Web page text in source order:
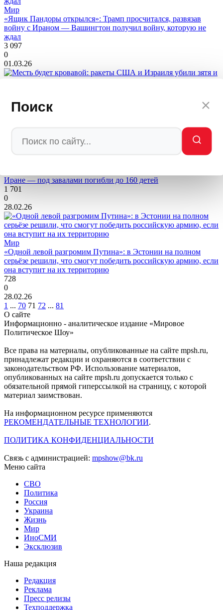
Поиск
Мир
«Ящик Пандоры открылся»: Трамп просчитался, развязав
войну с Ираном — Вашингтон получил войну, которую не
ждал
3 097
0
01.03.26
невестку верховного лидера Ирана
Иране — под завалами погибли до 160 детей
1 701
0
28.02.26
Мир
«Одной левой разгромим Путина»: в Эстонии на полном
серьёзе решили, что смогут победить российскую армию, если
она вступит на их территорию
728
0
28.02.26
1 ... 70 71 72 ... 81
О сайте
Информационно - аналитическое издание «Мировое
Политическое Шоу»
Все права на материалы, опубликованные на сайте mpsh.ru,
принадлежат редакции и охраняются в соответствии с
законодательством РФ. Использование материалов,
опубликованных на сайте mpsh.ru допускается только с
обязательной прямой гиперссылкой на страницу, с которой
материал заимствован.
На информационном ресурсе применяются
РЕКОМЕНДАТЕЛЬНЫЕ ТЕХНОЛОГИИ.
ПОЛИТИКА КОНФИДЕНЦИАЛЬНОСТИ
Связь с администрацией: mpshow@bk.ru
Меню сайта
СВО
Политика
Россия
Украина
Жизнь
Мир
ИноСМИ
Эксклюзив
Наша редакция
Редакция
Реклама
Пресс релизы
Техподдержка